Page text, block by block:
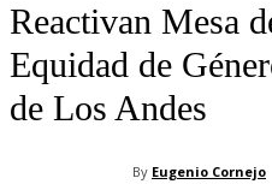
Reactivan Mesa
Equidad de
de Los Andes
By Eugenio Cornejo